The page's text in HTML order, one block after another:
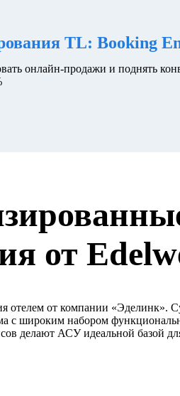
TL: Booking
онлайн-продажи и поднять
от
отелем от компании «Эделинк».
с широким набором
делают АСУ идеальной базой